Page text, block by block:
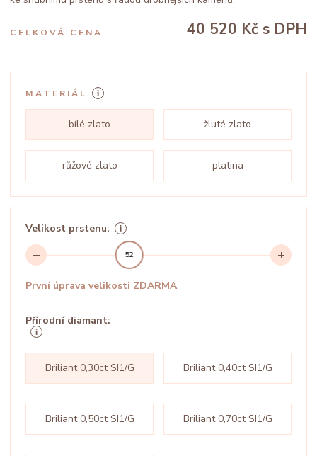
CELKOVÁ CENA 40 520 Kč s DPH
MATERIÁL
bílé zlato žluté zlato
růžové zlato platina
Velikost prstenu:
52
První úprava velikosti ZDARMA
Přírodní diamant:
Briliant 0,30ct SI1/G Briliant 0,40ct SI1/G
Briliant 0,50ct SI1/G Briliant 0,70ct SI1/G